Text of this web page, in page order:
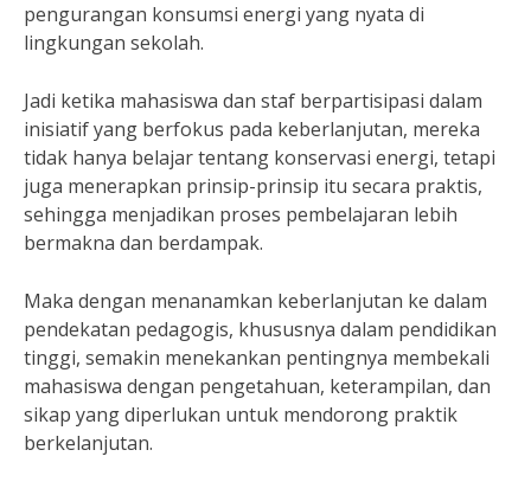
pengurangan konsumsi energi yang nyata di
lingkungan sekolah.
Jadi ketika mahasiswa dan staf berpartisipasi dalam
inisiatif yang berfokus pada keberlanjutan, mereka
tidak hanya belajar tentang konservasi energi, tetapi
juga menerapkan prinsip-prinsip itu secara praktis,
sehingga menjadikan proses pembelajaran lebih
bermakna dan berdampak.
Maka dengan menanamkan keberlanjutan ke dalam
pendekatan pedagogis, khususnya dalam pendidikan
tinggi, semakin menekankan pentingnya membekali
mahasiswa dengan pengetahuan, keterampilan, dan
sikap yang diperlukan untuk mendorong praktik
berkelanjutan.